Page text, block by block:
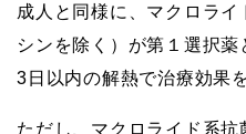
成人と同様に、マクロラ
シンを除く）が第１選択
3日以内の解熱で治療効果
ただし、マクロライド系